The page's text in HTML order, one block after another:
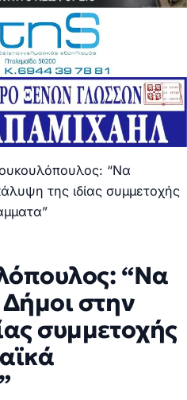
“Να
της ιδίας συμμετοχής
“Να
στην
συμμετοχής